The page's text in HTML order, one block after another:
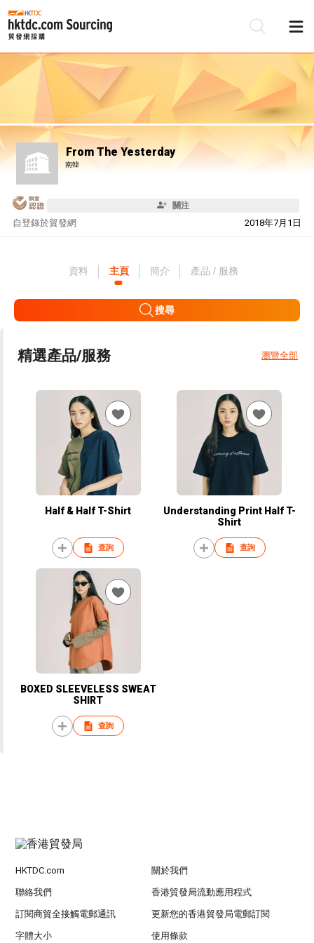
From The Yesterday
南韓
關注
自 2018年7月1日
登錄於貿發網
資料 主頁 簡介 產品 / 服務
搜尋
精選產品/服務 瀏覽全部
Half & Half T-Shirt
查詢
Understanding Print Half T-
Shirt
查詢
BOXED SLEEVELESS SWEAT
SHIRT
查詢
HKTDC.com 關於我們
聯絡我們 香港貿發局流動應用程式
訂閱商貿全接觸電郵通訊 更新您的香港貿發局電郵訂閱
字體大小 使用條款